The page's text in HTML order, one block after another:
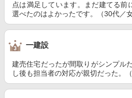
点は満足しています。まだ建てる前
選べたのはよかったです。（30代／女
一建設
建売住宅だったが間取りがシンプル
し後も担当者の対応が親切だった。